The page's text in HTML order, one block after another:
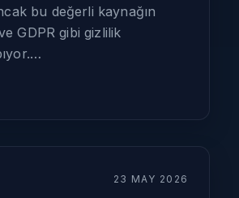
bu değerli kaynağın
GDPR gibi gizlilik
23 MAY 2026